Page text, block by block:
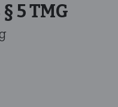
5 TMG